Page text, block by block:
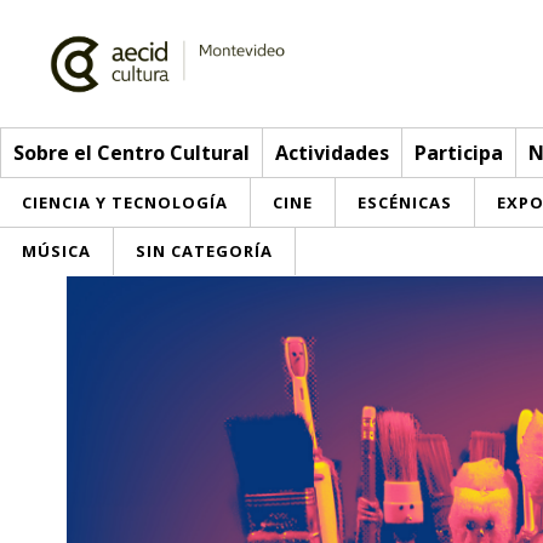
Sobre el Centro Cultural Actividades Participa
CIENCIA Y TECNOLOGÍA CINE ESCÉNICAS
MÚSICA SIN CATEGORÍA
Envíanos tu propuesta